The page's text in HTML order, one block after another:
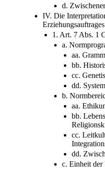
d.
IV. Die
1. Art. 7 Abs. 1
a.
aa.
bb.
cc.
dd.
b.
aa.
bb.
cc.
dd.
c. Einheit der